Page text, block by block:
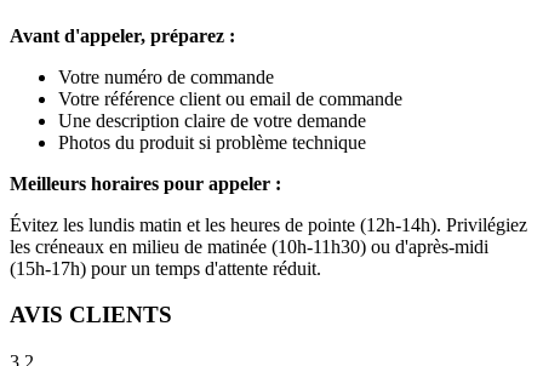
Avant d'appeler, préparez :
Votre numéro de commande
Votre référence client ou email de commande
Une description claire de votre demande
Photos du produit si problème technique
Meilleurs horaires pour appeler :
Évitez les lundis matin et les heures de pointe (12h-14h). Privilégiez
les créneaux en milieu de matinée (10h-11h30) ou d'après-midi
(15h-17h) pour un temps d'attente réduit.
AVIS CLIENTS
3.2